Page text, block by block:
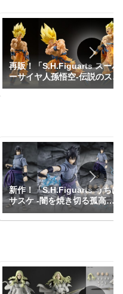
再販！「S.H.Figuarts スーパ
ーサイヤ人孫悟空-伝説のスー
パーサイヤ人-」が一般販売で
新作！「S.H.Figuarts うちは
サスケ -闇を焼き切る孤高の
忍-」が一般販売で予約開始！
『NARUTO-ナルト-』｜定価